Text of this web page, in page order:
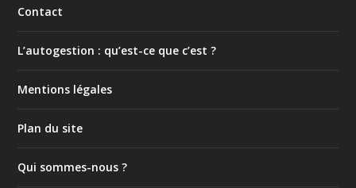
Contact
L’autogestion : qu’est-ce que c’est ?
Mentions légales
Plan du site
Qui sommes-nous ?